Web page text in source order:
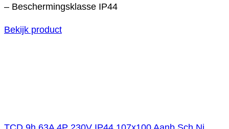
– Beschermingsklasse IP44
Bekijk product